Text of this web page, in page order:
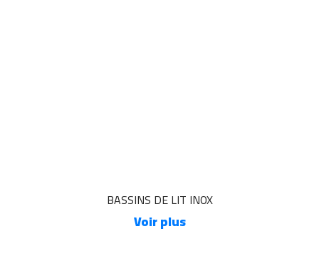
BASSINS DE LIT INOX
Voir plus